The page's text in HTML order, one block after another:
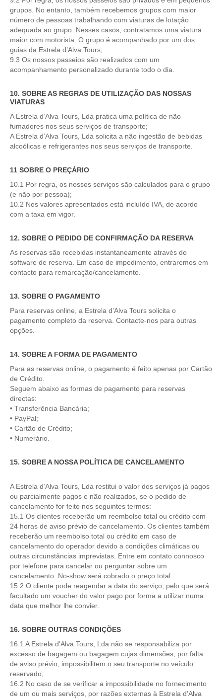
grupos. No entanto, também recebemos grupos com maior
número de pessoas trabalhando com viaturas de lotação
adequada ao grupo. Nesses casos, contratamos uma viatura
maior com motorista. O grupo é acompanhado por um dos
guias da Estrela d’Alva Tours;
9.3 Os nossos passeios são realizados com um
acompanhamento personalizado durante todo o dia.
10. SOBRE AS REGRAS DE UTILIZAÇÃO DAS NOSSAS
VIATURAS
A Estrela d’Alva Tours, Lda pratica uma política de não
fumadores nos seus serviços de transporte;
A Estrela d’Alva Tours, Lda solicita a não ingestão de bebidas
alcoólicas e refrigerantes nos seus serviços de transporte.
11 SOBRE O PREÇÁRIO
10.1 Por regra, os nossos serviços são calculados para o grupo
(e não por pessoa);
10.2 Nos valores apresentados está incluído IVA, de acordo
com a taxa em vigor.
12. SOBRE O PEDIDO DE CONFIRMAÇÃO DA RESERVA
As reservas são recebidas instantaneamente através do
software de reserva. Em caso de impedimento, entraremos em
contacto para remarcação/cancelamento.
13. SOBRE O PAGAMENTO
Para reservas online, a Estrela d’Alva Tours solicita o
pagamento completo da reserva. Contacte-nos para outras
opções.
14. SOBRE A FORMA DE PAGAMENTO
Para as reservas online, o pagamento é feito apenas por Cartão
de Crédito.
Seguem abaixo as formas de pagamento para reservas
directas:
• Transferência Bancária;
• PayPal;
• Cartão de Crédito;
• Numerário.
15. SOBRE A NOSSA POLÍTICA DE CANCELAMENTO
A Estrela d’Alva Tours, Lda restitui o valor dos serviços já pagos
ou parcialmente pagos e não realizados, se o pedido de
cancelamento for feito nos seguintes termos:
15.1 Os clientes receberão um reembolso total ou crédito com
24 horas de aviso prévio de cancelamento. Os clientes também
receberão um reembolso total ou crédito em caso de
cancelamento do operador devido a condições climáticas ou
outras circunstâncias imprevistas. Entre em contato connosco
por telefone para cancelar ou perguntar sobre um
cancelamento. No-show será cobrado o preço total.
15.2 O cliente pode reagendar a data do serviço, pelo que será
facultado um voucher do valor pago por forma a utilizar numa
data que melhor lhe convier.
16. SOBRE OUTRAS CONDIÇÕES
16.1 A Estrela d'Alva Tours, Lda não se responsabiliza por
excesso de bagagem ou bagagem cujas dimensões, por falta
de aviso prévio, impossibilitem o seu transporte no veículo
reservado;
16.2 No caso de se verificar a impossibilidade no fornecimento
de um ou mais serviços, por razões externas à Estrela d’Alva